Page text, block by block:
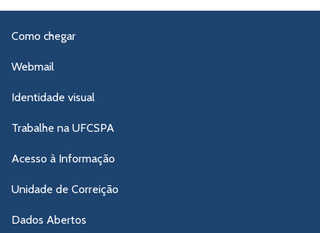
Como chegar
Webmail
Identidade visual
Trabalhe na UFCSPA
Acesso à Informação
Unidade de Correição
Dados Abertos